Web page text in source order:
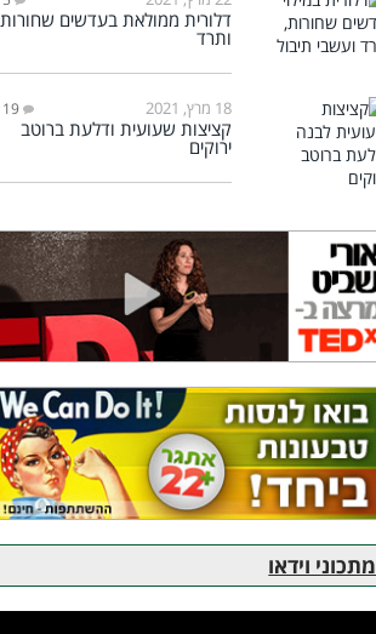
דלורית ממולאת בעדשים שחורות
ותרד
18 מרץ, 2021 19
קציצות שעועית ודלעת ברוטב
ירוקים
מתכוני וידאו